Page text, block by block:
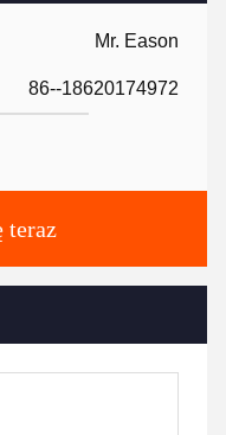
Mr. Eason
86--18620174972
teraz